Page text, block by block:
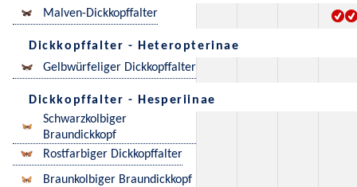
Malven-Dickkopffalter
Dickkopffalter - Heteropterinae
Gelbwürfeliger Dickkopffalter
Dickkopffalter - Hesperiinae
Schwarzkolbiger
Braundickkopf
Rostfarbiger Dickkopffalter
Braunkolbiger Braundickkopf